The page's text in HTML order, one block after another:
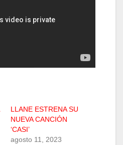
LLANE ESTRENA SU
NUEVA CANCIÓN
‘CASI’
agosto 11, 2023